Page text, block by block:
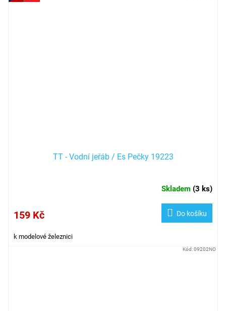
TT - Vodní jeřáb / Es Pečky 19223
Skladem (3 ks)
159 Kč Do košíku
k modelové železnici
Kód:09202NO